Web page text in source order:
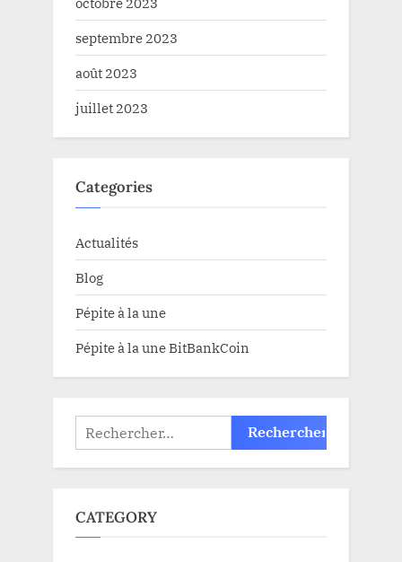
septembre 2023
août 2023
juillet 2023
Categories
Actualités
Blog
Pépite à la une
Pépite à la une BitBankCoin
Rechercher :
CATEGORY